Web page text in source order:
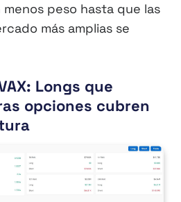
peso hasta que las
más amplias se
Longs que
opciones cubren